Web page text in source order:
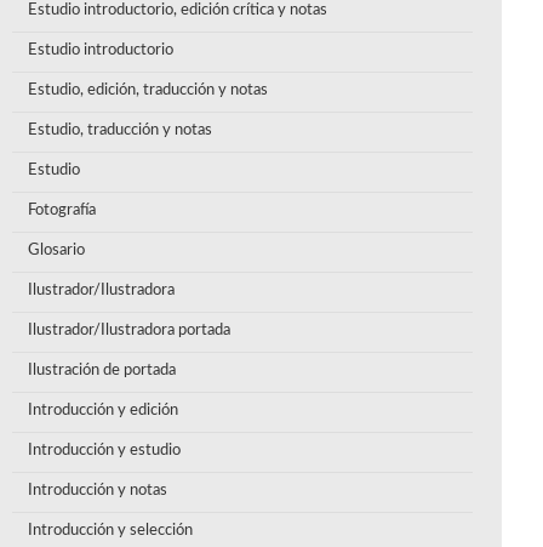
Estudio introductorio, edición crítica y notas
Estudio introductorio
Estudio, edición, traducción y notas
Estudio, traducción y notas
Estudio
Fotografía
Glosario
Ilustrador/Ilustradora
Ilustrador/Ilustradora portada
Ilustración de portada
Introducción y edición
Introducción y estudio
Introducción y notas
Introducción y selección